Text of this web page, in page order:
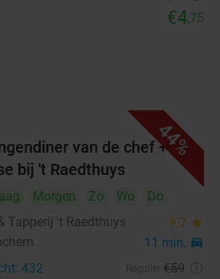
€4,75
44%
van de chef +
bij 't Raedthuys
Morgen Zo Wo
Do
Tapperij 't Raedthuys
9.7 star
11 min. directions_car
432 €59